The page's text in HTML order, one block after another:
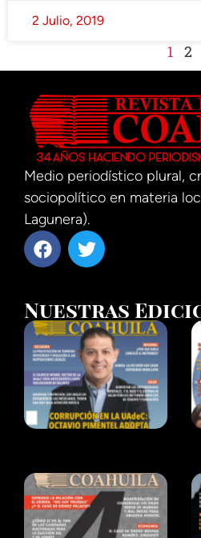
2 Julio, 2019
1 2
Medio periodístico plural,
sociopolítico en materia
Lagunera).
Nuestras